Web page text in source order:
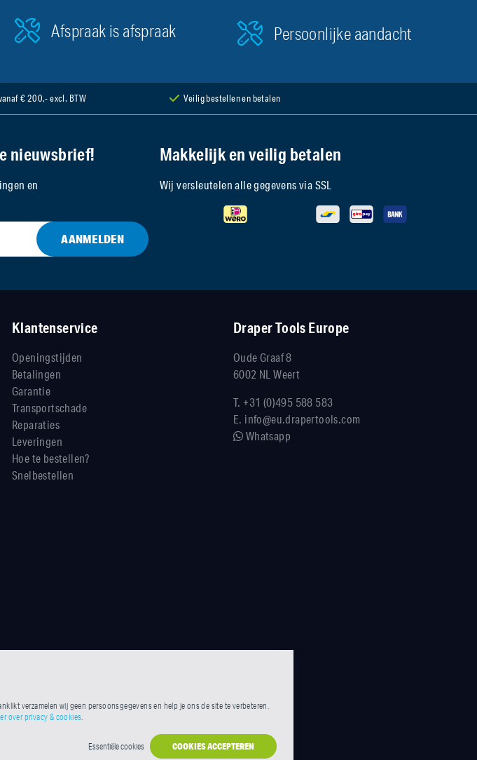
Afspraak is afspraak Persoonlijke aandacht
€ 200,- excl. BTW Veilig bestellen en betalen
nieuwsbrief!
en
AANMELDEN
Makkelijk en veilig betalen
Wij versleutelen alle gegevens via SSL
Klantenservice
Openingstijden
Betalingen
Garantie
Transportschade
Reparaties
Leveringen
Hoe te bestellen?
Snelbestellen
Draper Tools Europe
Oude Graaf 8
6002 NL Weert
T.+31 (0)495 588 583
E. info@eu.drapertools.com
Whatsapp
verzamelen wij geen persoonsgegevens en help je ons de site te verbeteren.
over privacy & cookies.
COOKIES ACCEPTEREN
Essentiële cookies